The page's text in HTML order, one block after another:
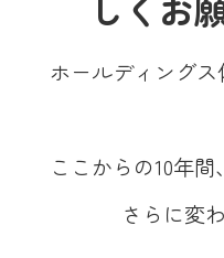
ホールディング
ここからの10年
さらに変